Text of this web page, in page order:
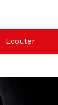
Ecouter